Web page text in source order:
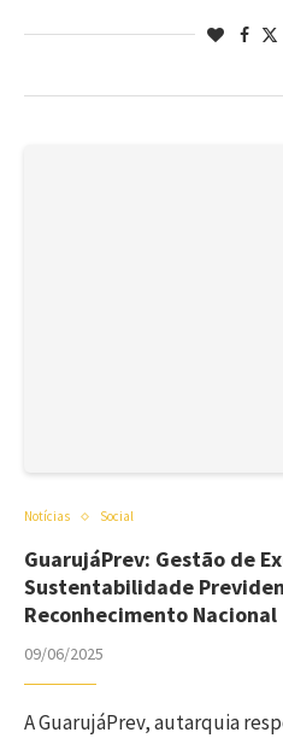
Notícias Social
GuarujáPrev: Gestão de
Sustentabilidade
Reconhecimento Nacional
09/06/2025
A GuarujáPrev, autarquia